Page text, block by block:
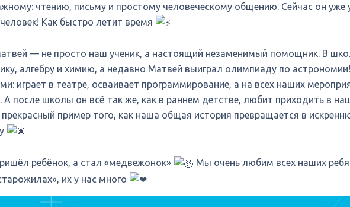
чтению, письму и простому человеческому общению. Сейчас он уже
Как быстро летит время
— не просто наш ученик, а настоящий незаменимый помощник. В
алгебру и химию, а недавно Матвей выиграл олимпиаду по
играет в театре, осваивает программирование, а на всех наших
А после школы он всё так же, как в раннем детстве, любит приходить в
пример того, как наша общая история превращается в
ребёнок, а стал «медвежонок»
Мы очень любим всех наших
их у нас много